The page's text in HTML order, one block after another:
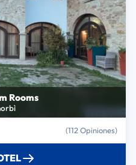
Rooms
(112 Opiniones)